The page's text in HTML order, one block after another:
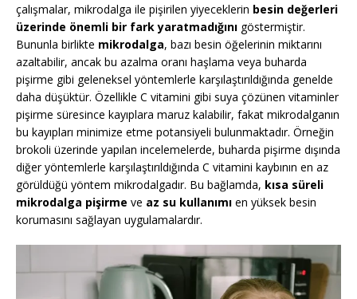
çalışmalar, mikrodalga ile pişirilen yiyeceklerin besin değerleri
üzerinde önemli bir fark yaratmadığını göstermiştir.
Bununla birlikte mikrodalga, bazı besin öğelerinin miktarını
azaltabilir, ancak bu azalma oranı haşlama veya buharda
pişirme gibi geleneksel yöntemlerle karşılaştırıldığında genelde
daha düşüktür. Özellikle C vitamini gibi suya çözünen vitaminler
pişirme süresince kayıplara maruz kalabilir, fakat mikrodalganın
bu kayıpları minimize etme potansiyeli bulunmaktadır. Örneğin
brokoli üzerinde yapılan incelemelerde, buharda pişirme dışında
diğer yöntemlerle karşılaştırıldığında C vitamini kaybının en az
görüldüğü yöntem mikrodalgadır. Bu bağlamda, kısa süreli
mikrodalga pişirme ve az su kullanımı en yüksek besin
korumasını sağlayan uygulamalardır.